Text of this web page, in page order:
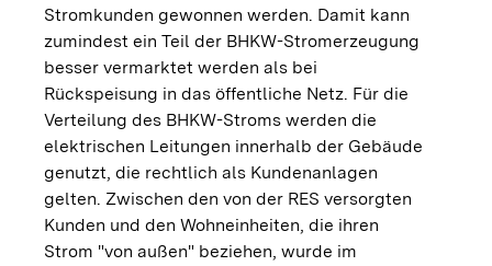
Stromkunden gewonnen werden. Damit kann
zumindest ein Teil der BHKW-Stromerzeugung
besser vermarktet werden als bei
Rückspeisung in das öffentliche Netz. Für die
Verteilung des BHKW-Stroms werden die
elektrischen Leitungen innerhalb der Gebäude
genutzt, die rechtlich als Kundenanlagen
gelten. Zwischen den von der RES versorgten
Kunden und den Wohneinheiten, die ihren
Strom "von außen" beziehen, wurde im